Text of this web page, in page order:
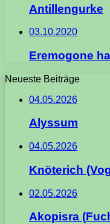
Antillengurke
03.10.2020
Eremogone
Neueste Beiträge
04.05.2026
Alyssum
04.05.2026
Knöterich
02.05.2026
Akopisra